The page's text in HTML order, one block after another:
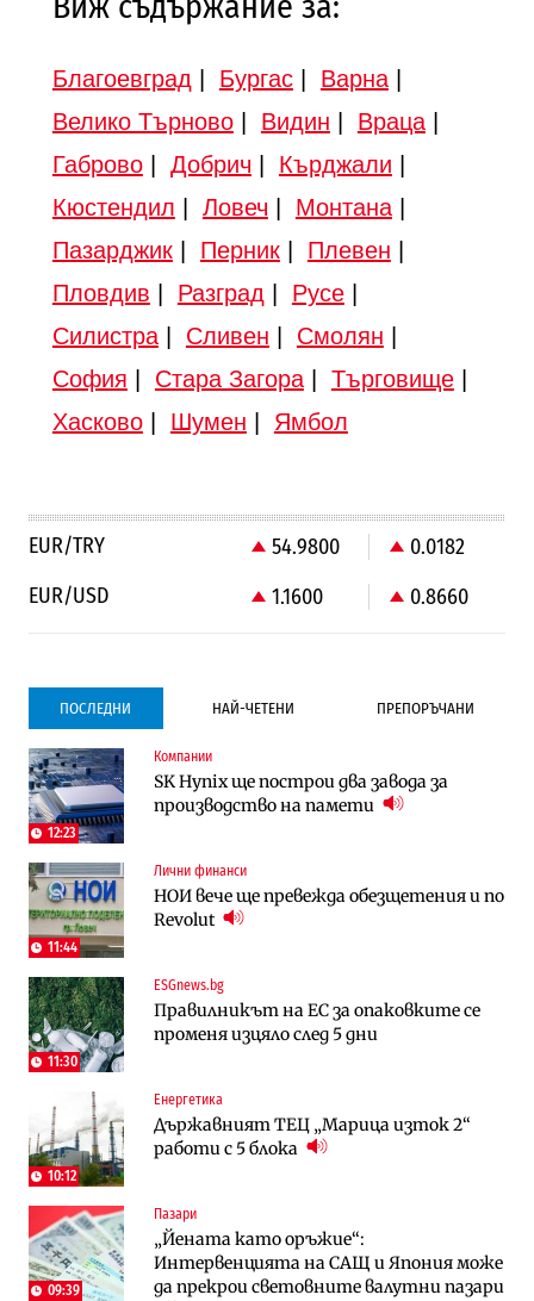
Благоевград Бургас| Варна|
Велико Търново| Видин Враца|
Габрово| Добрич Кърджали
Кюстендил
Ловеч Монтана|
Пазарджик| Перник| Плевен
Пловдив
Разград Русе|
Силистра| Сливен Смолян
София
Стара Загора| Търговище|
Хасково| Шумен Ямбол
EUR/TRY 54.9800
0.0182
EUR/USD
1.1600 0.8660
ПОСЛЕДНИ НАЙ-ЧЕТЕНИ ПРЕПОРЪЧАНИ
12:23
Компании
SK Hynix ще построи два завода за
производство на памети
11:44
Лични финанси
НОИ вече ще превежда обезщетения и по
Revolut
11:30
ESGnews.bg
Правилникът на ЕС за опаковките се
променя изцяло след 5 дни
10:12
Енергетика
Държавният ТЕЦ „Марица изток 2“
работи с 5 блока
09:39
Пазари
„Йената като оръжие“:
Интервенцията на САЩ и Япония може
да прекрои световните валутни пазари
Градоустройство
Столична община избра изпълнител за
преместването на трамвайното
Компании
Vivacom предлага над 150 устройства с
90% отстъпка през август
Енергетика
АЕЦ „Козлодуй“ ще работи само още
няколко седмици, ако сушата продължи
Digi&AI
Трафикът толкова е намалял, че големи
медии обмислят да се откажат
Публични финанси
Общините вече зависят от
централната власт за 75% от
бюджетите си
Компании
Vivacom предлага над 150 устройства с
90% отстъпка през август
To:know
Последни дни с обозначаване на цените
в лева: Какво предстои?
Градоустройство
Столична община избра изпълнител за
преместването на трамвайното
Отрасли
Жилищата в България поскъпват при
намаляващо население и все повече
Компании
А1 отново е лидер при технологичните
компании и системните интегратори